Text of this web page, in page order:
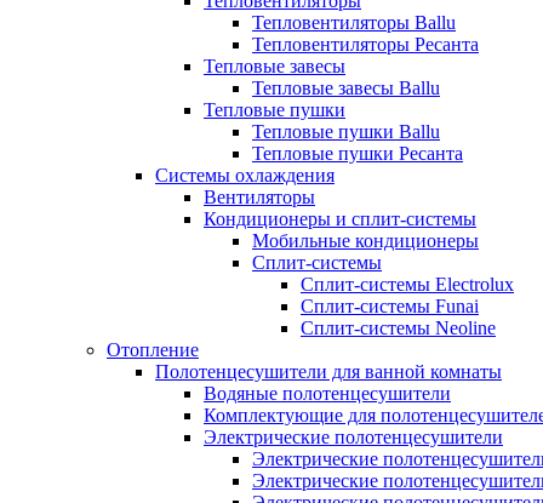
Тепловентиляторы Ballu
Тепловентиляторы Ресанта
Тепловые завесы
Тепловые завесы Ballu
Тепловые пушки
Тепловые пушки Ballu
Тепловые пушки Ресанта
Системы охлаждения
Вентиляторы
Кондиционеры и сплит-системы
Мобильные кондиционеры
Сплит-системы
Сплит-системы Electrolux
Сплит-системы Funai
Сплит-системы Neoline
Отопление
Полотенцесушители для ванной комнаты
Водяные полотенцесушители
Комплектующие для
Электрические полотенцесушители
Электрические
Электрические